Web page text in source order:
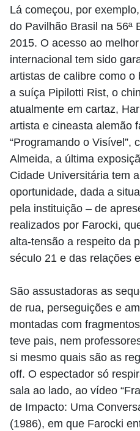
Lá começou, por
do Pavilhão Brasil na 56ª
2015. O acesso ao
internacional tem sido
artistas de calibre como o
a suíça Pipilotti Rist, o
atualmente em cartaz,
artista e cineasta alemão
“Programando o Visível”,
Almeida, a última
Cidade Universitária tem
oportunidade, dada a
pela instituição – de
realizados por Farocki,
alta-tensão a respeito da
século 21 e das relações
São assustadoras as
de rua, perseguições e
montadas com
teve pais, nem
si mesmo quais são as
off. O espectador só
sala ao lado, ao vídeo
de Impacto: Uma
(1986), em que Farocki